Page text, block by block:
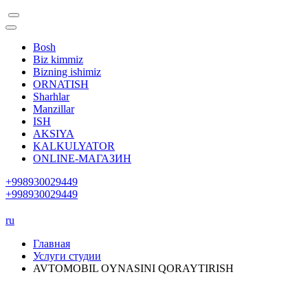
Bosh
Biz kimmiz
Bizning ishimiz
ORNATISH
Sharhlar
Manzillar
ISH
AKSIYA
KALKULYATOR
ONLINE-МАГАЗИН
+998930029449
+998930029449
ru
Главная
Услуги студии
AVTOMOBIL OYNASINI QORAYTIRISH